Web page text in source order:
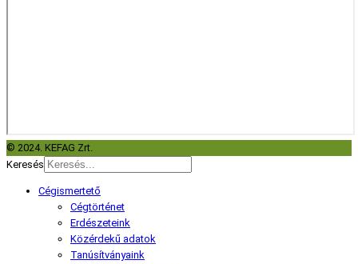
© 2024. KEFAG Zrt.
Keresés
Cégismertető
Cégtörténet
Erdészeteink
Közérdekű adatok
Tanúsítványaink